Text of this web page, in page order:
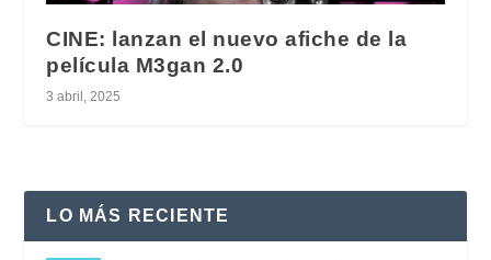
CINE: lanzan el nuevo afiche de la
película M3gan 2.0
3 abril, 2025
LO MÁS RECIENTE